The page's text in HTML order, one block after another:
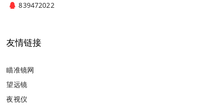
839472022
友情链接
瞄准镜网
望远镜
夜视仪